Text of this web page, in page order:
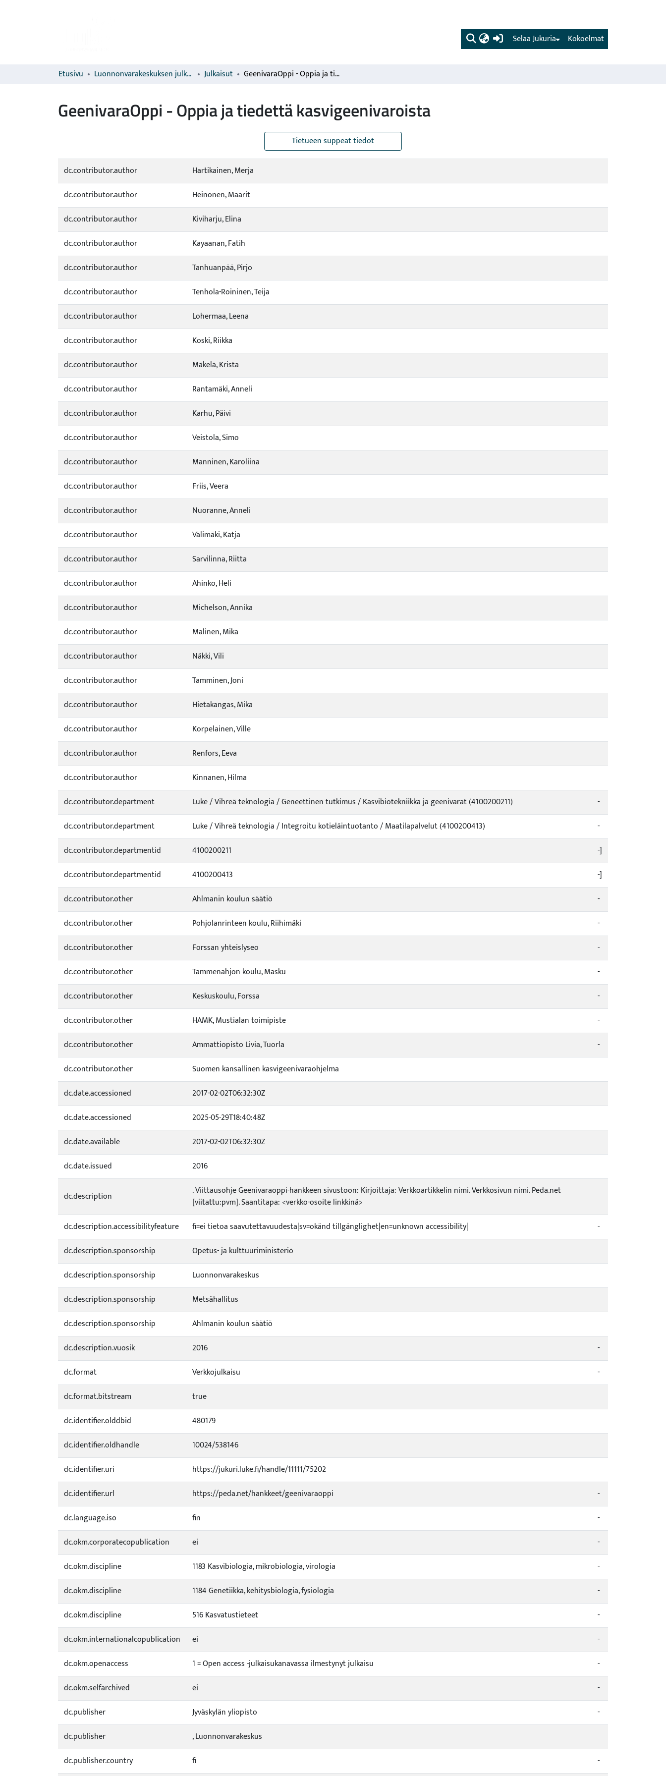
(current) Kokoelmat
Selaa Jukuria
Etusivu Luonnonvarakeskuksen julkaisut Julkaisut GeenivaraOppi - Oppia ja tiedettä kasvigeenivaroista
GeenivaraOppi - Oppia ja tiedettä kasvigeenivaroista
Tietueen suppeat tiedot
dc.contributor.author
Hartikainen, Merja
dc.contributor.author
Heinonen, Maarit
dc.contributor.author
Kiviharju, Elina
dc.contributor.author
Kayaanan, Fatih
dc.contributor.author
Tanhuanpää, Pirjo
dc.contributor.author
Tenhola-Roininen, Teija
dc.contributor.author
Lohermaa, Leena
dc.contributor.author
Koski, Riikka
dc.contributor.author
Mäkelä, Krista
dc.contributor.author
Rantamäki, Anneli
dc.contributor.author
Karhu, Päivi
dc.contributor.author
Veistola, Simo
dc.contributor.author
Manninen, Karoliina
dc.contributor.author
Friis, Veera
dc.contributor.author
Nuoranne, Anneli
dc.contributor.author
Välimäki, Katja
dc.contributor.author
Sarvilinna, Riitta
dc.contributor.author
Ahinko, Heli
dc.contributor.author
Michelson, Annika
dc.contributor.author
Malinen, Mika
dc.contributor.author
Näkki, Vili
dc.contributor.author
Tamminen, Joni
dc.contributor.author
Hietakangas, Mika
dc.contributor.author
Korpelainen, Ville
dc.contributor.author
Renfors, Eeva
dc.contributor.author
Kinnanen, Hilma
dc.contributor.department
Luke / Vihreä teknologia / Geneettinen tutkimus / Kasvibiotekniikka ja geenivarat (4100200211)
-
dc.contributor.department
Luke / Vihreä teknologia / Integroitu kotieläintuotanto / Maatilapalvelut (4100200413)
-
dc.contributor.departmentid
4100200211
-]
dc.contributor.departmentid
4100200413
-]
dc.contributor.other
Ahlmanin koulun säätiö
-
dc.contributor.other
Pohjolanrinteen koulu, Riihimäki
-
dc.contributor.other
Forssan yhteislyseo
-
dc.contributor.other
Tammenahjon koulu, Masku
-
dc.contributor.other
Keskuskoulu, Forssa
-
dc.contributor.other
HAMK, Mustialan toimipiste
-
dc.contributor.other
Ammattiopisto Livia, Tuorla
-
dc.contributor.other
Suomen kansallinen kasvigeenivaraohjelma
dc.date.accessioned
2017-02-02T06:32:30Z
dc.date.accessioned
2025-05-29T18:40:48Z
dc.date.available
2017-02-02T06:32:30Z
dc.date.issued
2016
dc.description
. Viittausohje Geenivaraoppi-hankkeen sivustoon: Kirjoittaja: Verkkoartikkelin nimi. Verkkosivun nimi. Peda.net
[viitattu:pvm]. Saantitapa: <verkko-osoite linkkinä>
dc.description.accessibilityfeature
fi=ei tietoa saavutettavuudesta|sv=okänd tillgänglighet|en=unknown accessibility|
-
dc.description.sponsorship
Opetus- ja kulttuuriministeriö
dc.description.sponsorship
Luonnonvarakeskus
dc.description.sponsorship
Metsähallitus
dc.description.sponsorship
Ahlmanin koulun säätiö
dc.description.vuosik
2016
-
dc.format
Verkkojulkaisu
-
dc.format.bitstream
true
dc.identifier.olddbid
480179
dc.identifier.oldhandle
10024/538146
dc.identifier.uri
https://jukuri.luke.fi/handle/11111/75202
dc.identifier.url
https://peda.net/hankkeet/geenivaraoppi
-
dc.language.iso
fin
-
dc.okm.corporatecopublication
ei
-
dc.okm.discipline
1183 Kasvibiologia, mikrobiologia, virologia
-
dc.okm.discipline
1184 Genetiikka, kehitysbiologia, fysiologia
-
dc.okm.discipline
516 Kasvatustieteet
-
dc.okm.internationalcopublication
ei
-
dc.okm.openaccess
1 = Open access -julkaisukanavassa ilmestynyt julkaisu
-
dc.okm.selfarchived
ei
-
dc.publisher
Jyväskylän yliopisto
-
dc.publisher
, Luonnonvarakeskus
dc.publisher.country
fi -